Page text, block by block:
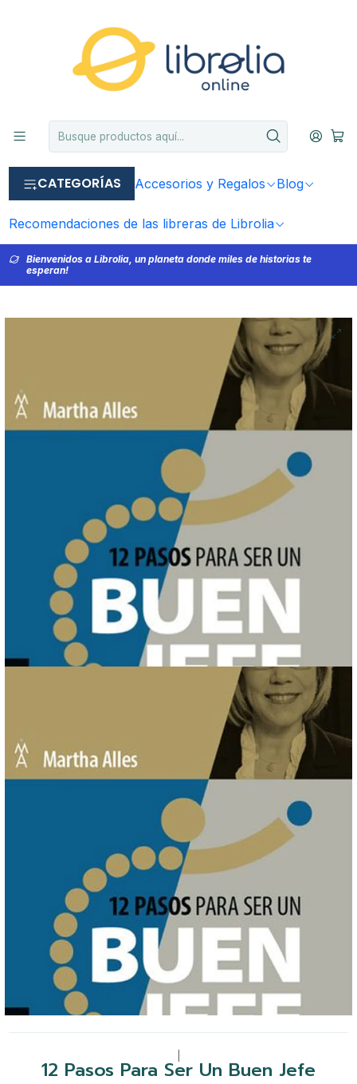
CATEGORÍAS Accesorios y Regalos Blog
Recomendaciones de las libreras de Librolia
Bienvenidos a Librolia, un planeta donde miles de historias te
esperan!
12 Pasos Para Ser Un Buen Jefe